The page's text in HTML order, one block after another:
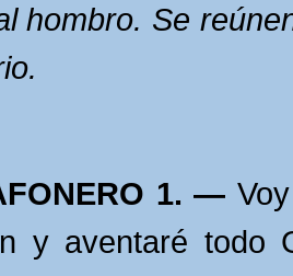
hombro. Se
1. —
y aventaré todo